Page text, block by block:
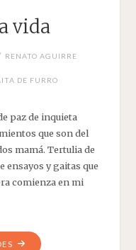
vida
RENATO AGUIRRE
DE FURRO
paz de inquieta
que son del
mamá. Tertulia de
ensayos y gaitas que
comienza en mi
"MI